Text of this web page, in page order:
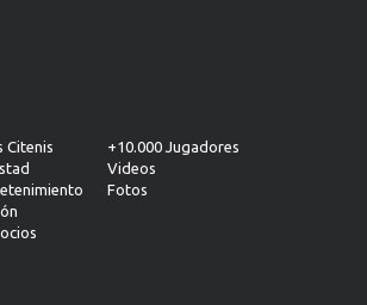
Citenis
+10.000 Jugadores
Videos
Fotos